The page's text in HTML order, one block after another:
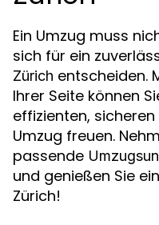
Ein Umzug muss
sich für ein
Zürich entscheiden.
Ihrer Seite können
effizienten,
Umzug freuen.
passende
und genießen Sie
Zürich!